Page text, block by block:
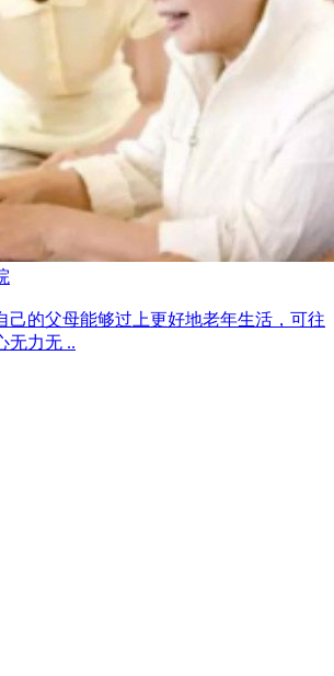
己的父母能够过上更好地老年生活，可往
无力无 ..